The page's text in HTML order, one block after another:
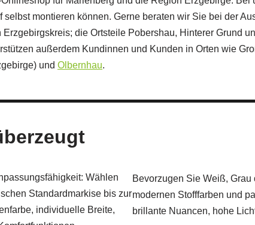
montieren können. Gerne beraten wir Sie bei der
die Ortsteile Pobershau, Hinterer Grund
außerdem Kundinnen und Kunden in Orten wie
und Olbernhau.
Wählen
Standardmarkise bis zur
individuelle Breite,
Bevorzugen Sie Weiß,
modernen Stofffarben und
brillante Nuancen, hohe